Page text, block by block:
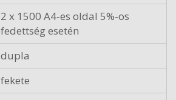
2 x 1500 A4-es oldal 5%-os
fedettség esetén
dupla
fekete